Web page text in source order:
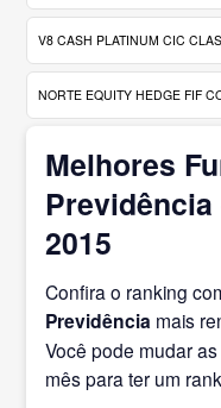
V8 CASH PLATINUM CIC
NORTE EQUITY HEDGE FIF
Melhores
2015
Confira o ranking
Previdência mais
Você pode mudar
mês para ter um